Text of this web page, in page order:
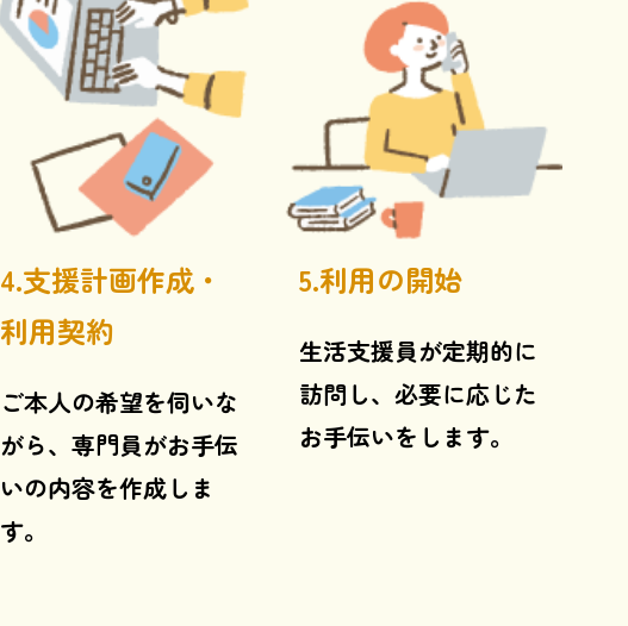
4.支援計画作成・
利用契約
ご本人の希望を伺いな
がら、専門員がお手伝
いの内容を作成しま
す。
5.利用の開始
生活支援員が定期的に
訪問し、必要に応じた
お手伝いをします。